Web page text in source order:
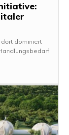
dort dominiert